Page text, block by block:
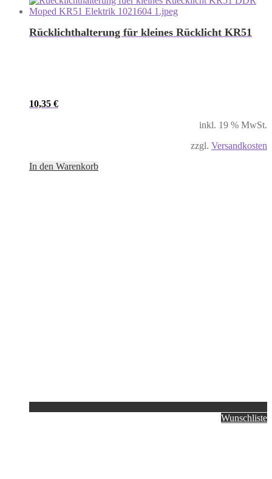
Rücklichthalterung für kleines Rücklicht KR51
10,35 €
inkl. 19 % MwSt.
zzgl. Versandkosten
In den Warenkorb
Wunschliste